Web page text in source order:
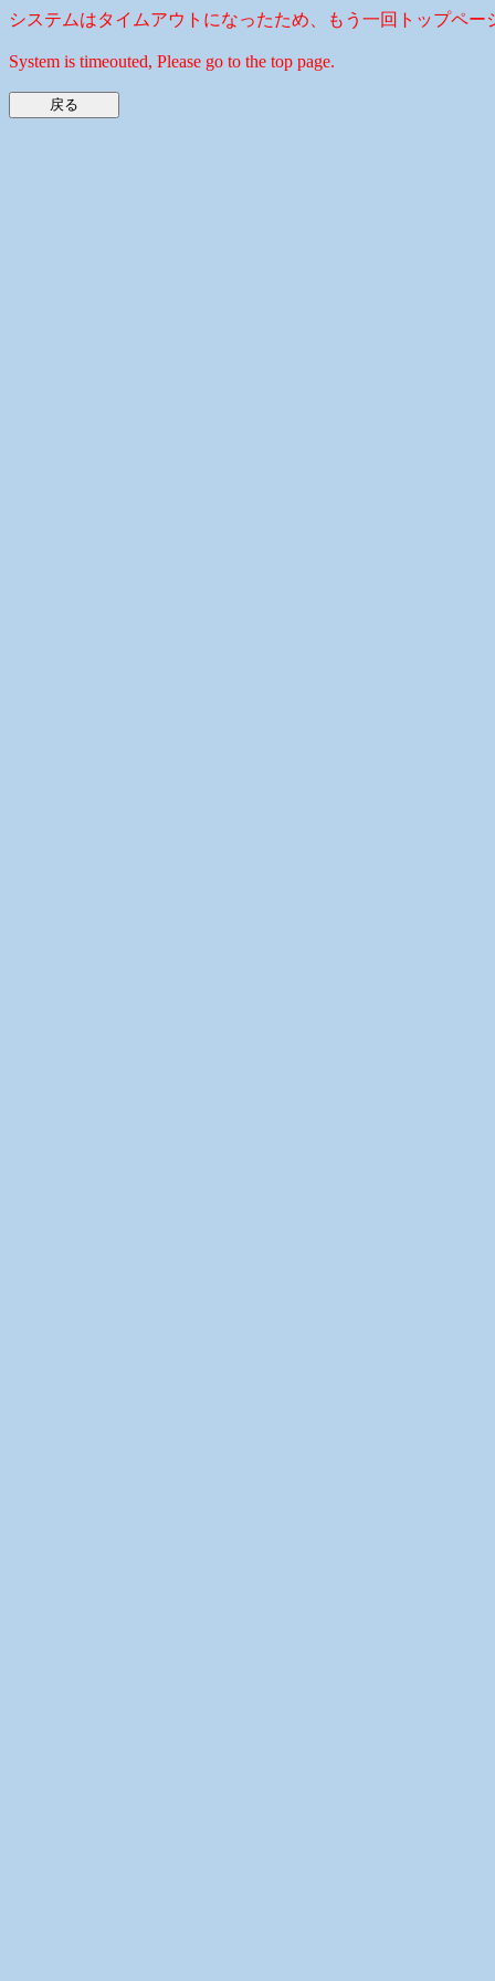
システムはタイムアウトになったため、もう一回トップペー
System is timeouted, Please go to the top page.